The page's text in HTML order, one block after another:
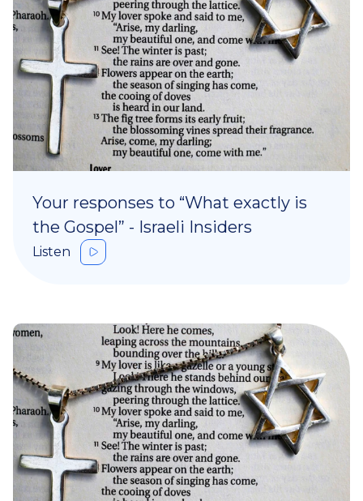
Your responses to “What exactly is
the Gospel” - Israeli Insiders
Listen